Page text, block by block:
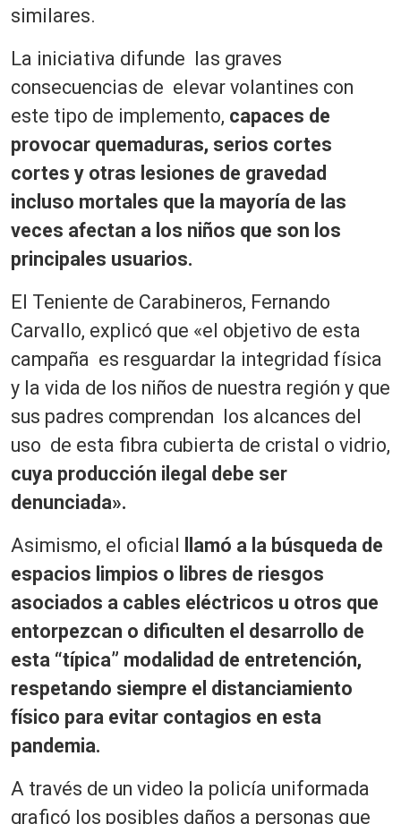
similares.
La iniciativa difunde las graves
consecuencias de elevar volantines con
este tipo de implemento, capaces de
provocar quemaduras, serios cortes
cortes y otras lesiones de gravedad
incluso mortales que la mayoría de las
veces afectan a los niños que son los
principales usuarios.
El Teniente de Carabineros, Fernando
Carvallo, explicó que «el objetivo de esta
campaña es resguardar la integridad física
y la vida de los niños de nuestra región y que
sus padres comprendan los alcances del
uso de esta fibra cubierta de cristal o vidrio,
cuya producción ilegal debe ser
denunciada».
Asimismo, el oficial
llamó a la búsqueda de
espacios limpios o libres de riesgos
asociados a cables eléctricos u otros que
entorpezcan o dificulten el desarrollo de
esta “típica” modalidad de entretención,
respetando siempre el distanciamiento
físico para evitar contagios en esta
pandemia.
A través de un video la policía uniformada
graficó los posibles daños a personas que